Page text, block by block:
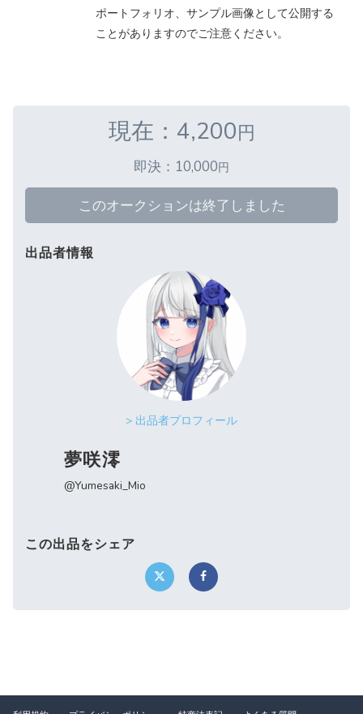
ポートフォリオ、サンプル画像として公開する
ことがありますのでご注意ください。
現在：4,200円
即決：10,000円
このオークションは終了しました
出品者情報
> 出品者プロフィール
夢咲澪
@Yumesaki_Mio
この出品をシェア